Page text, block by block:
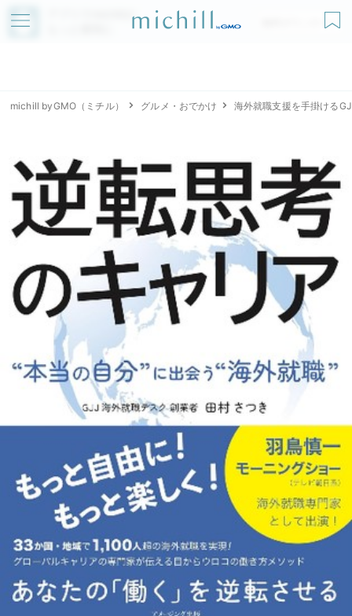
アプリでmichillが
無料ダウンロード
michill byGMO（ミチル） グルメ・おでかけ 海外就職支援を手掛ける